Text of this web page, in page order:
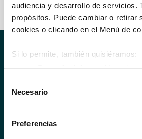
audiencia y desarrollo de servicios.
propósitos. Puede cambiar o retirar
cookies o clicando en el Menú de
Si lo permite, también quisiéramos:
Identificar su dispositivo
Obtenga más información sobre
consentimiento
Necesario
Preferencias